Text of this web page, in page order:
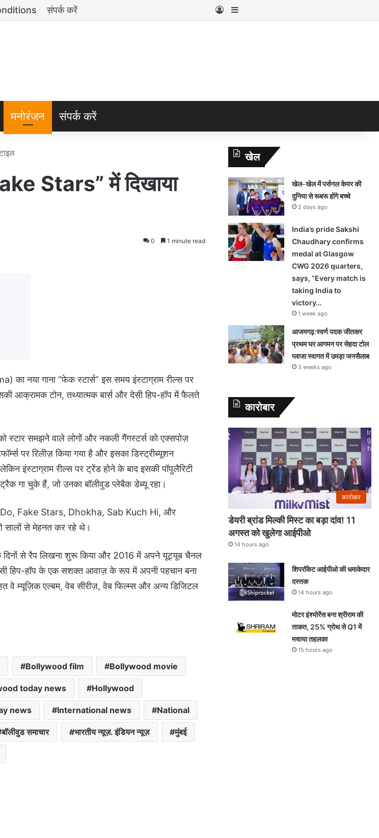
संपर्क करें Log InSidebar
मनोरंजन संपर्क करें
Stars” में दिखाया
0 1 minute read
नया गाना “फेक स्टार्स” इस समय इंस्टाग्राम रील्स पर
आक्रामक टोन, तथ्यात्मक बार्स और देसी हिप-हॉप में फैलते
स्टार समझने वाले लोगों और नकली गैंगस्टर्स को एक्सपोज़
पर रिलीज़ किया गया है और इसका डिस्ट्रीब्यूशन
इंस्टाग्राम रील्स पर ट्रेंड होने के बाद इसकी पॉपुलैरिटी
गा चुके हैं, जो उनका बॉलीवुड प्लेबैक डेब्यू रहा।
Fake Stars, Dhokha, Sab Kuch Hi, और
सालों से मेहनत कर रहे थे।
दिनों से रैप लिखना शुरू किया और 2016 में अपने यूट्यूब चैनल
हिप-हॉप के एक सशक्त आवाज़ के रूप में अपनी पहचान बना
म्यूज़िक एल्बम, वेब सीरीज़, वेब फिल्म्स और अन्य डिजिटल
Bollywood film Bollywood movie
today news Hollywood
news International news National
बॉलीवुड समाचार भारतीय न्यूज़. इंडियन न्यूज़ मुंबई
खेल
खेल-खेल में पर्सनल केयर की
दुनिया से रूबरू होंगे बच्चे
2 days ago
India’s pride Sakshi
Chaudhary confirms
medal at Glasgow
CWG 2026 quarters,
says, “Every match is
taking India to
victory…
1 week ago
आजमगढ़:स्वर्ण पदक जीतकर
प्रथम घर आगमन पर सेहदा टोल
प्लाजा स्वागत में उमड़ा जनसैलाब
3 weeks ago
कारोबार
कारोबार
डेयरी ब्रांड मिल्की मिस्ट का बड़ा दांव! 11
अगस्त को खुलेगा आईपीओ
14 hours ago
शिपरॉकेट आईपीओ की धमाकेदार
दस्तक
14 hours ago
मोटर इंश्योरेंस बना श्रीराम की
ताकत, 25% ग्रोथ से Q1 में
मचाया तहलका
15 hours ago